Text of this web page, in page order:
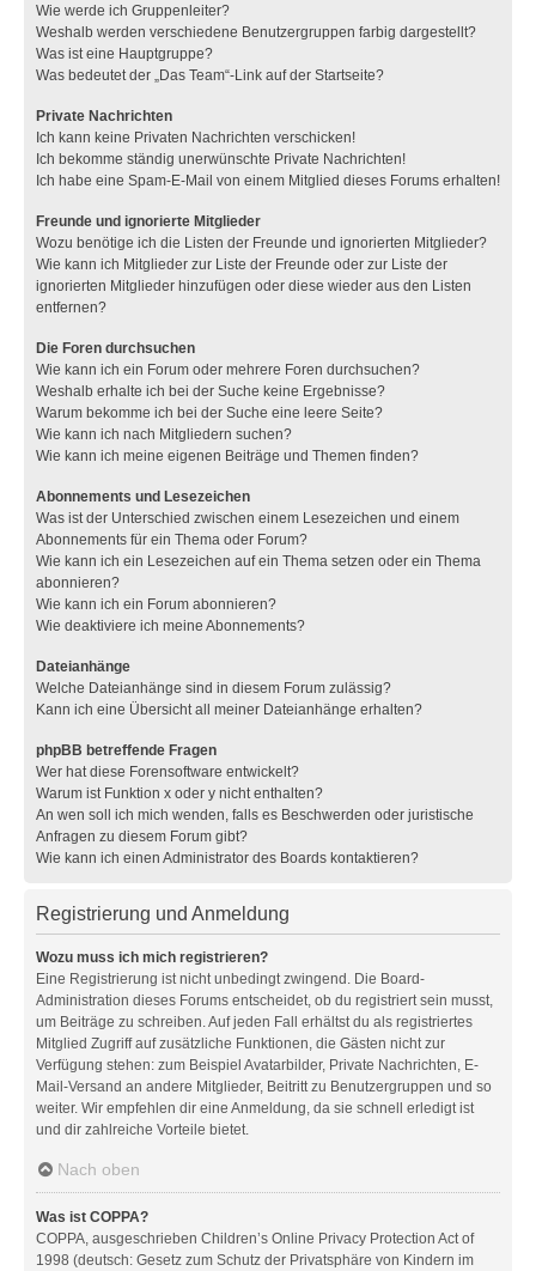
Wie werde ich Gruppenleiter?
Weshalb werden verschiedene Benutzergruppen farbig dargestellt?
Was ist eine Hauptgruppe?
Was bedeutet der „Das Team“-Link auf der Startseite?
Private Nachrichten
Ich kann keine Privaten Nachrichten verschicken!
Ich bekomme ständig unerwünschte Private Nachrichten!
Ich habe eine Spam-E-Mail von einem Mitglied dieses Forums erhalten!
Freunde und ignorierte Mitglieder
Wozu benötige ich die Listen der Freunde und ignorierten Mitglieder?
Wie kann ich Mitglieder zur Liste der Freunde oder zur Liste der
ignorierten Mitglieder hinzufügen oder diese wieder aus den Listen
entfernen?
Die Foren durchsuchen
Wie kann ich ein Forum oder mehrere Foren durchsuchen?
Weshalb erhalte ich bei der Suche keine Ergebnisse?
Warum bekomme ich bei der Suche eine leere Seite?
Wie kann ich nach Mitgliedern suchen?
Wie kann ich meine eigenen Beiträge und Themen finden?
Abonnements und Lesezeichen
Was ist der Unterschied zwischen einem Lesezeichen und einem
Abonnements für ein Thema oder Forum?
Wie kann ich ein Lesezeichen auf ein Thema setzen oder ein Thema
abonnieren?
Wie kann ich ein Forum abonnieren?
Wie deaktiviere ich meine Abonnements?
Dateianhänge
Welche Dateianhänge sind in diesem Forum zulässig?
Kann ich eine Übersicht all meiner Dateianhänge erhalten?
phpBB betreffende Fragen
Wer hat diese Forensoftware entwickelt?
Warum ist Funktion x oder y nicht enthalten?
An wen soll ich mich wenden, falls es Beschwerden oder juristische
Anfragen zu diesem Forum gibt?
Wie kann ich einen Administrator des Boards kontaktieren?
Registrierung und Anmeldung
Wozu muss ich mich registrieren?
Eine Registrierung ist nicht unbedingt zwingend. Die Board-
Administration dieses Forums entscheidet, ob du registriert sein musst,
um Beiträge zu schreiben. Auf jeden Fall erhältst du als registriertes
Mitglied Zugriff auf zusätzliche Funktionen, die Gästen nicht zur
Verfügung stehen: zum Beispiel Avatarbilder, Private Nachrichten, E-
Mail-Versand an andere Mitglieder, Beitritt zu Benutzergruppen und so
weiter. Wir empfehlen dir eine Anmeldung, da sie schnell erledigt ist
und dir zahlreiche Vorteile bietet.
Nach oben
Was ist COPPA?
COPPA, ausgeschrieben Children’s Online Privacy Protection Act of
1998 (deutsch: Gesetz zum Schutz der Privatsphäre von Kindern im